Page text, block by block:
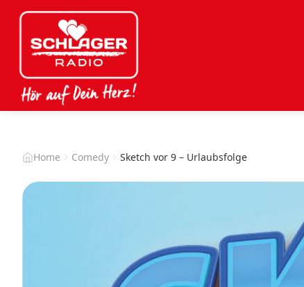
Home Comedy Sketch vor 9 – Urlaubsfolge